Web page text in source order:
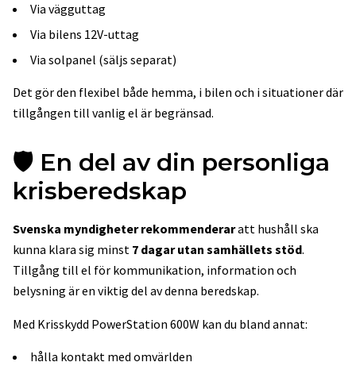
Via vägguttag
Via bilens 12V-uttag
Via solpanel (säljs separat)
Det gör den flexibel både hemma, i bilen och i situationer där
tillgången till vanlig el är begränsad.
🛡️ En del av din personliga
krisberedskap
Svenska myndigheter rekommenderaratt hushåll ska
kunna klara sig minst 7 dagar utan samhällets stöd.
Tillgång till el för kommunikation, information och
belysning är en viktig del av denna beredskap.
Med Krisskydd PowerStation 600W kan du bland annat:
hålla kontakt med omvärlden